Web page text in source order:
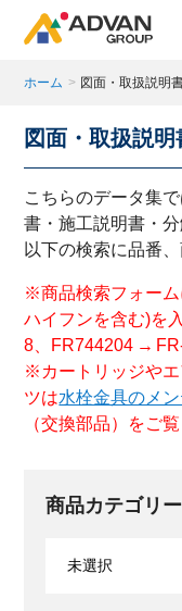
商品ページにある
商品がここに表示
ホーム > 図面・取扱説明
図面・取扱説
こちらのデータ集
書・施工説明書・
以下の検索に品番
※商品検索フォーム
ハイフンを含む)を
8、FR744204 →
※カートリッジや
ツは水栓金具のメ
（交換部品）をご
商品カテゴリー